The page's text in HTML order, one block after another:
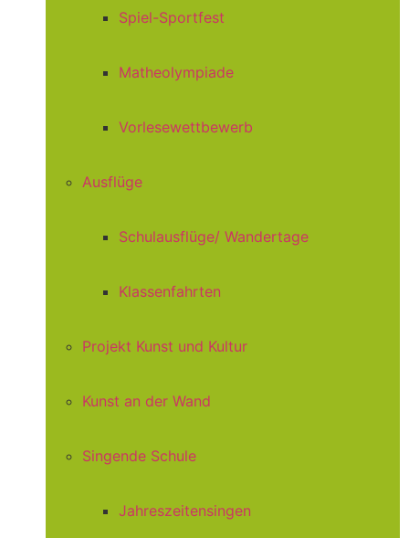
Spiel-Sportfest
Matheolympiade
Vorlesewettbewerb
Ausflüge
Schulausflüge/ Wandertage
Klassenfahrten
Projekt Kunst und Kultur
Kunst an der Wand
Singende Schule
Jahreszeitensingen